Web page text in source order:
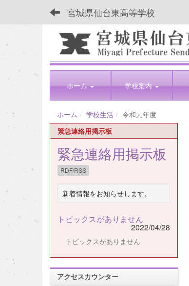
宮城県仙台東高等学校
ホーム 学校案内
ホーム 学校生活
令和元年度
緊急連絡用掲示板
緊急連絡用掲示板
RDF/RSS
新着情報をお知らせします。
トピックスがありません
2022/04/28
トピックスがありません
アクセスカウンター